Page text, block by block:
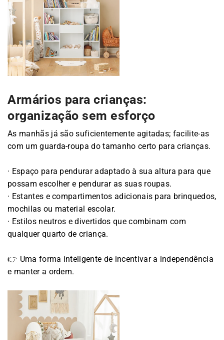
Armários para crianças:
organização sem esforço
As manhãs já são suficientemente agitadas; facilite-as
com um guarda-roupa do tamanho certo para crianças.
· Espaço para pendurar adaptado à sua altura para que
possam escolher e pendurar as suas roupas.
· Estantes e compartimentos adicionais para brinquedos,
mochilas ou material escolar.
· Estilos neutros e divertidos que combinam com
qualquer quarto de criança.
👉 Uma forma inteligente de incentivar a independência
e manter a ordem.